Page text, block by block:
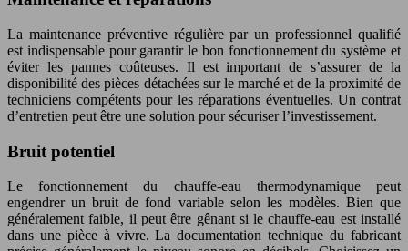
La maintenance préventive régulière par un professionnel qualifié
est indispensable pour garantir le bon fonctionnement du système et
éviter les pannes coûteuses. Il est important de s’assurer de la
disponibilité des pièces détachées sur le marché et de la proximité de
techniciens compétents pour les réparations éventuelles. Un contrat
d’entretien peut être une solution pour sécuriser l’investissement.
Bruit potentiel
Le fonctionnement du chauffe-eau thermodynamique peut
engendrer un bruit de fond variable selon les modèles. Bien que
généralement faible, il peut être gênant si le chauffe-eau est installé
dans une pièce à vivre. La documentation technique du fabricant